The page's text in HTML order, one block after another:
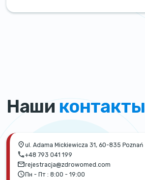
Наши контакты
ul. Adama Mickiewicza 31, 60-835 Poznań
+48 793 041 199
rejestracja@zdrowomed.com
Пн - Пт : 8:00 - 19:00